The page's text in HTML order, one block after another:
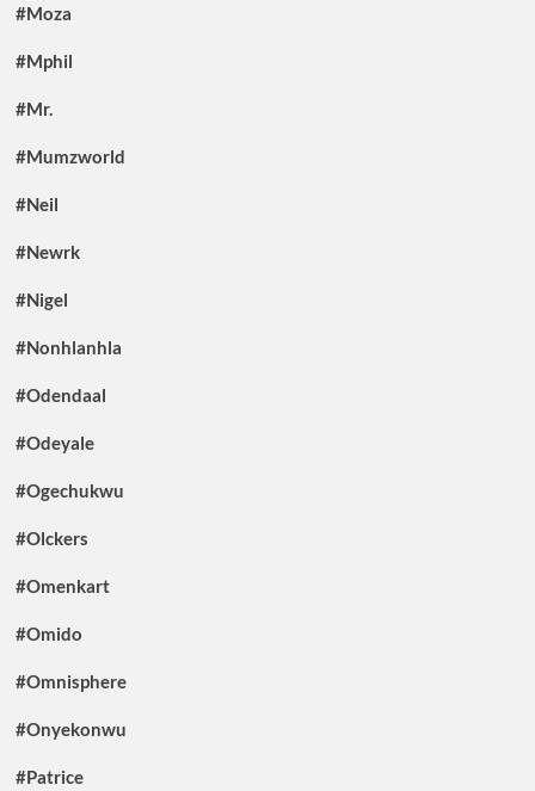
#Moza
#Mphil
#Mr.
#Mumzworld
#Neil
#Newrk
#Nigel
#Nonhlanhla
#Odendaal
#Odeyale
#Ogechukwu
#Olckers
#Omenkart
#Omido
#Omnisphere
#Onyekonwu
#Patrice